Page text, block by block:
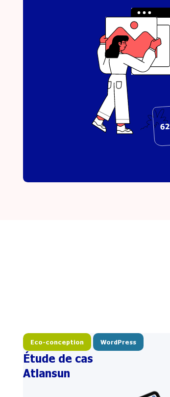
Eco-conception WordPress
Étude de cas
Atlansun